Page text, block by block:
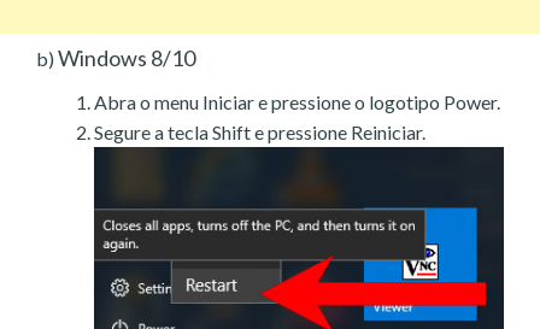
b) Windows 8/10
Abra o menu Iniciar e pressione o logotipo Power.
Segure a tecla Shift e pressione Reiniciar.